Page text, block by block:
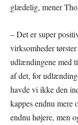
glædelig, mener
– Det er super
virksomheder
udlændingene med
af det, for
havde vi ikke den
kappes endnu
endnu højere, men